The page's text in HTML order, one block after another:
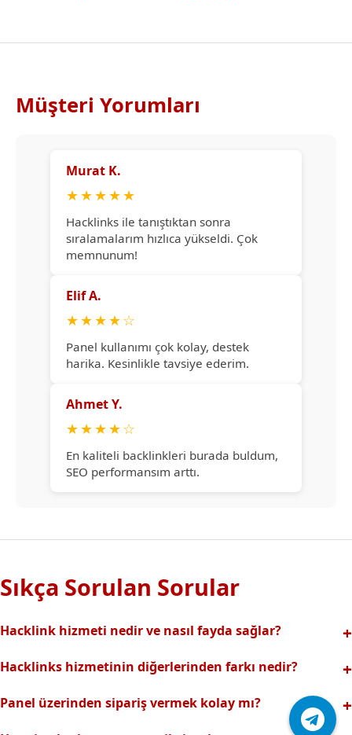
Müşteri Yorumları
Murat K.
★★★★★
Hacklinks ile tanıştıktan sonra
sıralamalarım hızlıca yükseldi. Çok
memnunum!
Elif A.
★★★★☆
Panel kullanımı çok kolay, destek
harika. Kesinlikle tavsiye ederim.
Ahmet Y.
★★★★☆
En kaliteli backlinkleri burada buldum,
SEO performansım arttı.
Sıkça Sorulan Sorular
Hacklink hizmeti nedir ve nasıl fayda sağlar?
backlinklerle sitenizin arama motorlarındaki
sıralamalarınız hızlıca yükselir.
Hacklinks hizmetinin diğerlerinden farkı nedir?
riski olmadan, en kaliteli ve etkili backlinkler sunuyoruz.
Profesyonel ekibimizle hızlı destek sağlanır.Ayrıca Daha
Panel üzerinden sipariş vermek kolay mı?
Hacklinks paneli kullanıcı dostu arayüzüyle kolayca sipariş